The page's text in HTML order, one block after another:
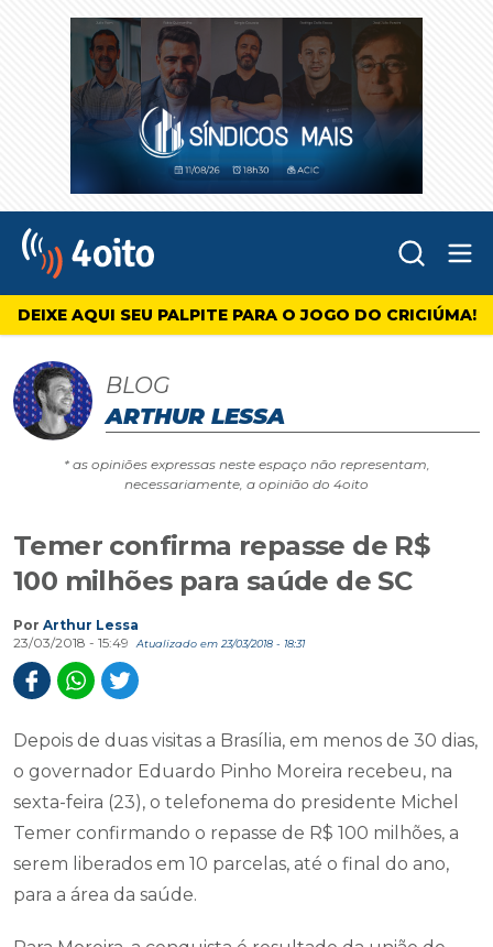
4oito
DEIXE AQUI SEU PALPITE PARA O JOGO DO CRICIÚMA!
BLOG
ARTHUR LESSA
* as opiniões expressas neste espaço não representam,
necessariamente, a opinião do 4oito
Temer confirma repasse de R$
100 milhões para saúde de SC
Por Arthur Lessa
23/03/2018 - 15:49
Atualizado em 23/03/2018 - 18:31
Depois de duas visitas a Brasília, em menos de 30 dias,
o governador Eduardo Pinho Moreira recebeu, na
sexta-feira (23), o telefonema do presidente Michel
Temer confirmando o repasse de R$ 100 milhões, a
serem liberados em 10 parcelas, até o final do ano,
para a área da saúde.